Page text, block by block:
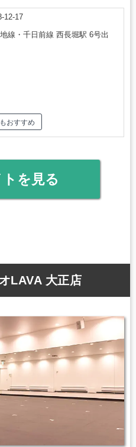
12-17
線・千日前線 西長堀駅 6号出
おすすめ
を見る
LAVA 大正店